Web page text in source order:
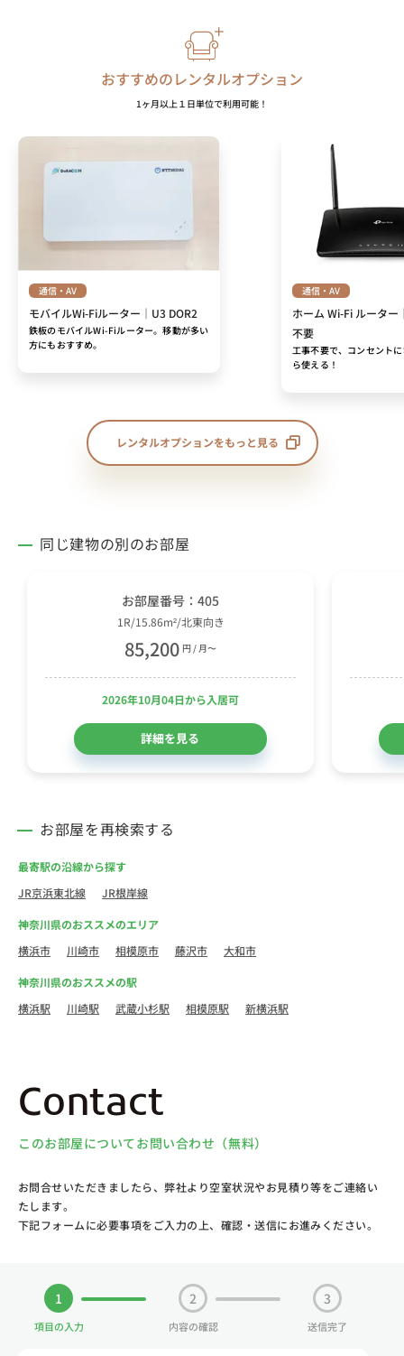
おすすめのレンタルオプション
1ヶ月以上１日単位で利用可能！
通信・AV
モバイルWi-Fiルーター｜U3 DOR2
鉄板のモバイルWi-Fiルーター。移動が多い
方にもおすすめ。
通信・AV
ホーム Wi-Fi ルータ
不要
工事不要で、コンセント
ら使える！
レンタルオプションをもっと見る
同じ建物の別のお部屋
お部屋番号：405
1R/15.86m²/北東向き
85,200 円 / 月〜
2026年10月04日から入居可
詳細を見る
お部屋を再検索する
最寄駅の沿線から探す
JR京浜東北線
JR根岸線
神奈川県のおススメのエリア
横浜市
川崎市 相模原市 藤沢市 大和市
神奈川県のおススメの駅
横浜駅
川崎駅 武蔵小杉駅 相模原駅 新横浜駅
Contact
このお部屋についてお問い合わせ（無料）
お問合せいただきましたら、弊社より空室状況やお見積り等をご連絡い
たします。
下記フォームに必要事項をご入力の上、確認・送信にお進みください。
1
項目の入力
2
内容の確認
3
送信完了